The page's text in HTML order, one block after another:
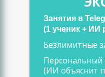
Занятия в
(1 ученик + ИИ
Безлимитные
Персональный
(ИИ объяснит